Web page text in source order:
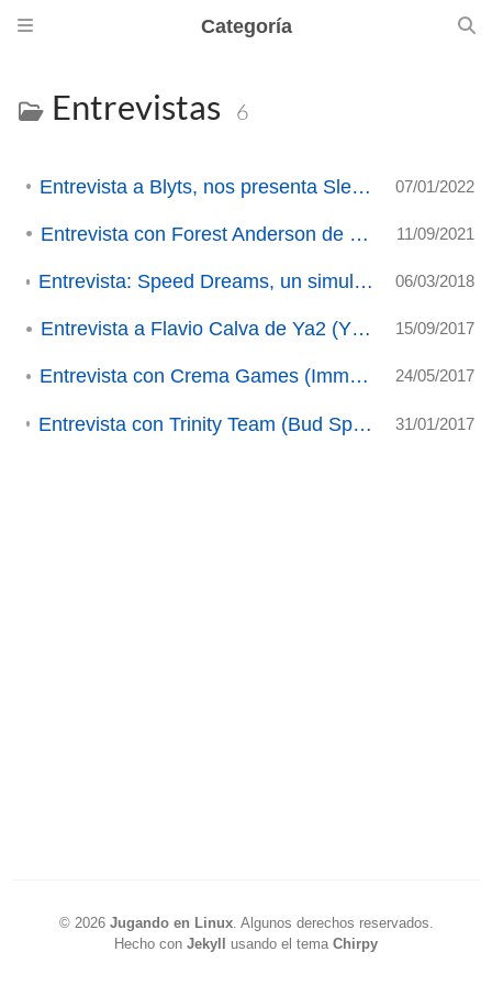
Categoría
Entrevistas 6
Entrevista a Blyts, nos presenta Slender Threads 07/01/2022
Entrevista con Forest Anderson de Veloren 11/09/2021
Entrevista: Speed Dreams, un simulador de coches libre. 06/03/2018
Entrevista a Flavio Calva de Ya2 (YORG). 15/09/2017
Entrevista con Crema Games (Immortal Redneck) 24/05/2017
Entrevista con Trinity Team (Bud Spencer & Terence Hill: Slaps and Beans) 31/01/2017
© 2026 Jugando en Linux. Algunos derechos reservados.
Hecho con Jekyll usando el tema Chirpy